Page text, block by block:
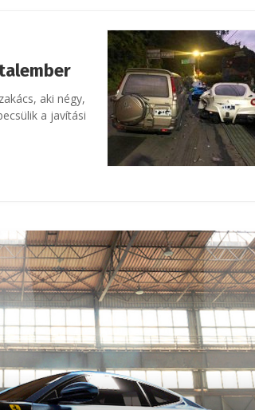
aki négy,
a javítási